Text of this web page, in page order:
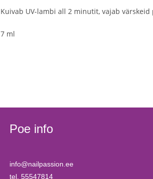
Kuivab UV-lambi all 2 minutit, vajab värskeid
7 ml
Poe info
info@nailpassion.ee
tel. 55547814